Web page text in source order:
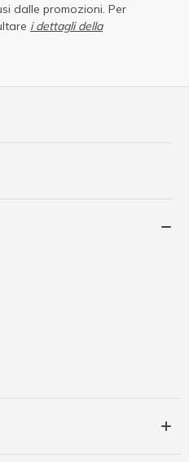
dalle promozioni. Per
i dettagli della